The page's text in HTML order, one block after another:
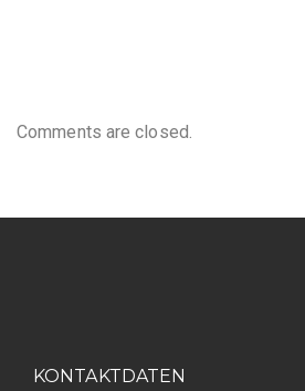
Comments are closed.
KONTAKTDATEN